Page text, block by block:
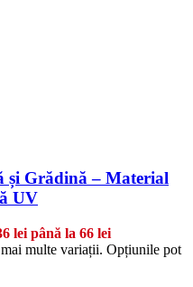
și Grădină – Material
UV
lei până la 66 lei
multe variații. Opțiunile pot